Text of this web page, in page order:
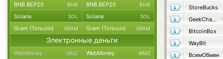
StoreBucks
GeekChange
BitcoinBox
WayBit
ВсемОбмен
BNB BEP20 BNB BNB BEP20 BNB
Solana SOL Solana SOL
Gram (Toncoin) GRAM Gram (Toncoin) GRAM
Электронные деньги
WebMoney WMZ WebMoney WMZ